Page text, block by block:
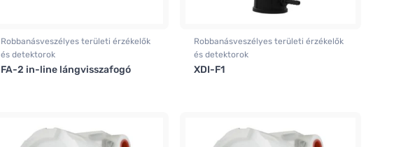
Robbanásveszélyes területi érzékelők
és detektorok
FA-2 in-line lángvisszafogó
Robbanásveszélyes területi érzékelők
és detektorok
XDI-F1